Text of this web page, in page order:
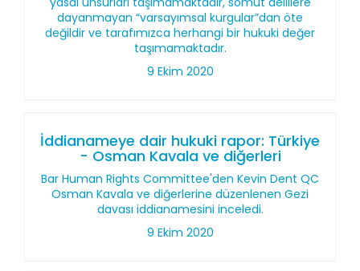
dayanmayan “varsayımsal kurgular”dan öte
değildir ve tarafımızca herhangi bir hukuki değer
taşımamaktadır.
9 Ekim 2020
İddianameye dair hukuki rapor: Türkiye
- Osman Kavala ve diğerleri
Bar Human Rights Committee'den Kevin Dent QC
Osman Kavala ve diğerlerine düzenlenen Gezi
davası iddianamesini inceledi.
9 Ekim 2020